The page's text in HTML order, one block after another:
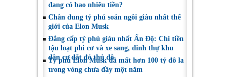
đang có bao nhiêu tiền?
Chân dung tỷ phú soán ngôi giàu nhất thế
giới của Elon Musk
Đẳng cấp tỷ phú giàu nhất Ấn Độ: Chi tiền
tậu loạt phi cơ và xe sang, dinh thự khu
dân cư đắt đỏ thủ đô
Tỷ phú Elon Musk đã mất hơn 100 tỷ đô la
trong vòng chưa đầy một năm